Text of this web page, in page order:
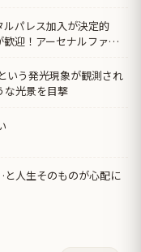
パレス加入が決定的
迎！アーセナルファン
いう発光現象が観測され
な光景を目撃
人生そのものが心配に